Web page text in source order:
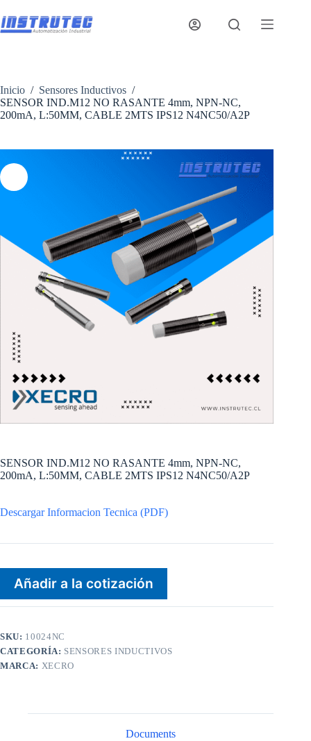
al
contenido
Inicio / Sensores Inductivos /
SENSOR IND.M12 NO RASANTE 4mm, NPN-NC,
200mA, L:50MM, CABLE 2MTS IPS12 N4NC50/A2P
SENSOR IND.M12 NO RASANTE 4mm, NPN-NC,
200mA, L:50MM, CABLE 2MTS IPS12 N4NC50/A2P
Descargar Informacion Tecnica (PDF)
Añadir a la cotización
SKU: 10024NC
CATEGORÍA: SENSORES INDUCTIVOS
MARCA: XECRO
Documents